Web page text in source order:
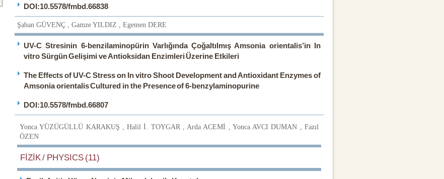
DOI:10.5578/fmbd.66838
Şaban GÜVENÇ , Gamze YILDIZ , Egemen DERE
UV-C Stresinin 6-benzilaminopürin Varlığında Çoğaltılmış Amsonia orientalis’in In
vitro Sürgün Gelişimi ve Antioksidan Enzimleri Üzerine Etkileri
The Effects of UV-C Stress on In vitro Shoot Development and Antioxidant Enzymes of
Amsonia orientalis Cultured in the Presence of 6-benzylaminopurine
DOI:10.5578/fmbd.66807
Yonca YÜZÜGÜLLÜ KARAKUŞ , Halil İ. TOYGAR , Arda ACEMİ , Yonca AVCI DUMAN , Fazıl
ÖZEN
FİZİK / PHYSICS (11)